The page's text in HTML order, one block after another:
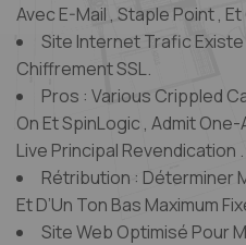
Avec E-Mail , Staple Point ,
Site Internet Trafic
Chiffrement SSL.
Pros : Various Crippled
On Et SpinLogic , Admit
Live Principal Revendication .
Rétribution : Déterminer
Et D’Un Ton Bas Maximum
Site Web Optimisé Pour